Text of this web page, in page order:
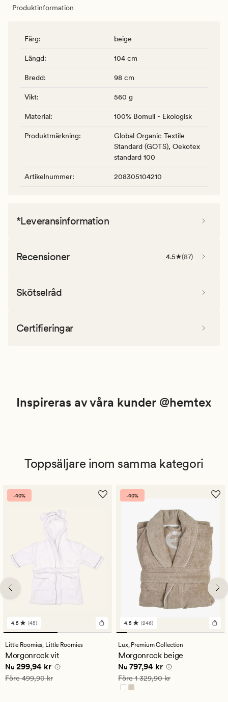
Produktinformation
Färg: beige
Längd: 104 cm
Bredd: 98 cm
Vikt: 560 g
Material: 100% Bomull - Ekologisk
Produktmärkning:
Global Organic Textile
Standard (GOTS), Oekotex
standard 100
Artikelnummer: 208305104210
*Leveransinformation
Recensioner 4.5 (87)
Skötselråd
Certifieringar
Inspireras av våra kunder @hemtex
Toppsäljare inom samma kategori
-40%
45
omdömen
med
ett
genomsnittligt
betyg
på
4.5
4.5 (45)
Little Roomies, Little Roomies
Morgonrock vit
Nuvarande pris
Nu 299,94 kr
Ordinarie pris 499,90 kr
Före499,90 kr
-40%
246
omdömen
med
ett
genomsnittligt
betyg
på
4.5
4.5 (246)
Lux, Premium Collection
Morgonrock beige
Nuvarande pris
Nu 797,94 kr
Ordinarie pris 1 329,90 kr
Före1 329,90 kr